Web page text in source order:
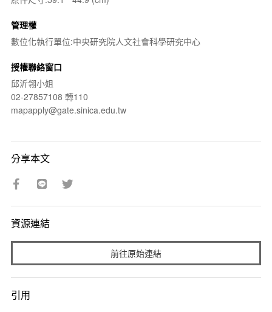
管理權
數位化執行單位:中央研究院人文社會科學研究中心
授權聯絡窗口
邱沂翎小姐
02-27857108 轉110
mapapply@gate.sinica.edu.tw
分享本文
資源連結
前往原始連結
引用